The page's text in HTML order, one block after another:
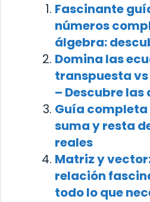
Fascinante
números
álgebra:
Domina las
transpuesta
– Descubre
Guía
suma y resta
reales
Matriz y
relación
todo lo que